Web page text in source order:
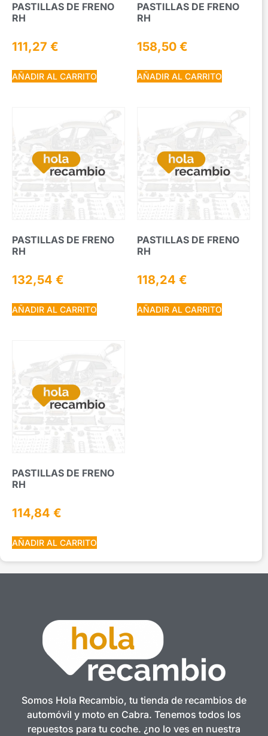
PASTILLAS DE FRENO
RH
111,27 €
AÑADIR AL CARRITO
PASTILLAS DE FRENO
RH
158,50 €
AÑADIR AL CARRITO
PASTILLAS DE FRENO
RH
132,54 €
AÑADIR AL CARRITO
PASTILLAS DE FRENO
RH
118,24 €
AÑADIR AL CARRITO
PASTILLAS DE FRENO
RH
114,84 €
AÑADIR AL CARRITO
Somos Hola Recambio, tu tienda de recambios de
automóvil y moto en Cabra. Tenemos todos los
repuestos para tu coche. ¿no lo ves en nuestra